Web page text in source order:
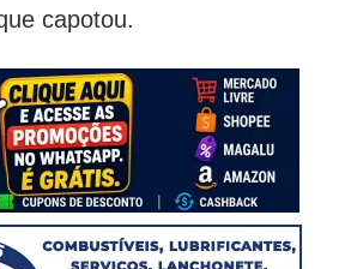
capotou.